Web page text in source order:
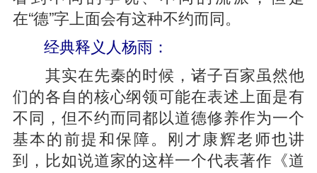
在“德”字上面会有这种不约而同。
经典释义人杨雨：
其实在先秦的时候，诸子百家虽然他
们的各自的核心纲领可能在表述上面是有
不同，但不约而同都以道德修养作为一个
基本的前提和保障。刚才康辉老师也讲
到，比如说道家的这样一个代表著作《道